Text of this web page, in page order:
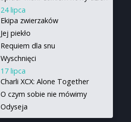
24 lipca
Ekipa zwierzaków
Jej piekło
Requiem dla snu
Wyschnięci
17 lipca
Charli XCX: Alone Together
O czym sobie nie mówimy
Odyseja